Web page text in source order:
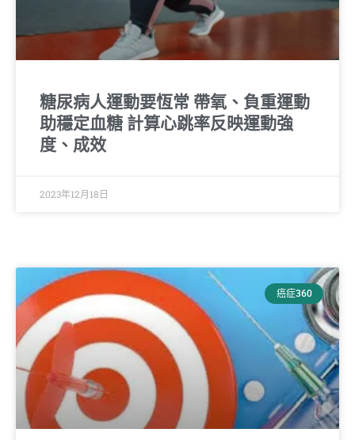
糖尿病人運動要恆常 帶氧、負重運動
助穩定血糖 計算心跳率反映運動強
度、成效
2023年12月18日
癌症360